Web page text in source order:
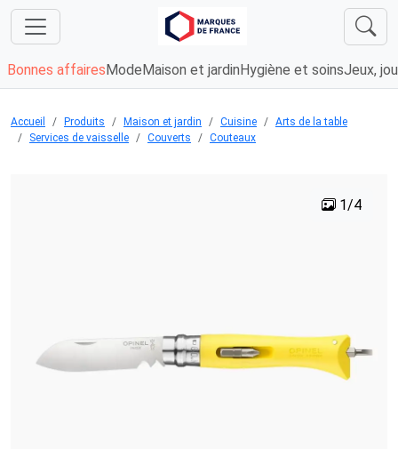
Bonnes affaires Mode Maison et jardin Hygiène et soinsJeux,
Accueil Produits Maison et jardin Cuisine
Arts de la table
Services de vaisselle
Couverts Couteaux
1/4